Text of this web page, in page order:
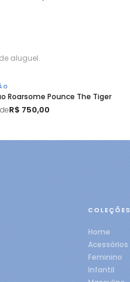
aluguel.
Roarsome Pounce The Tiger
R$ 750,00
COLEÇÕES
Home
Acessórios
Feminino
Infantil